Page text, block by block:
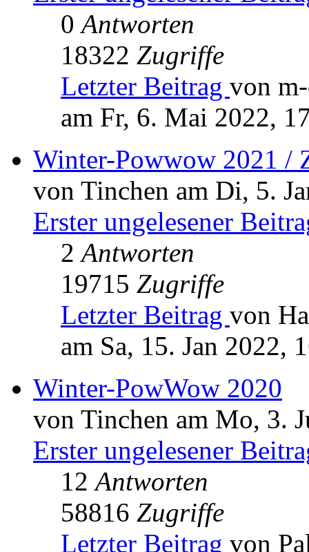
0Antworten
18322 Zugriffe
Letzter Beitrag von
am Fr, 6. Mai 2022,
Winter-Powwow 2021 /
von Tinchen am Di, 5.
Erster ungelesener
2Antworten
19715 Zugriffe
Letzter Beitrag von
am Sa, 15. Jan 2022,
Winter-PowWow 2020
von Tinchen am Mo, 3.
Erster ungelesener
12Antworten
58816 Zugriffe
Letzter Beitrag von